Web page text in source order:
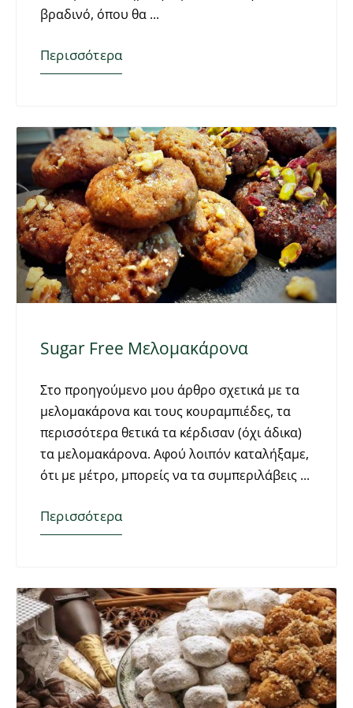
βραδινό, όπου θα
Περισσότερα
Sugar Free Μελομακάρονα
Στο προηγούμενο μου άρθρο σχετικά με τα
μελομακάρονα και τους κουραμπιέδες, τα
περισσότερα θετικά τα κέρδισαν (όχι άδικα)
τα μελομακάρονα. Αφού λοιπόν καταλήξαμε,
ότι με μέτρο, μπορείς να τα συμπεριλάβεις
Περισσότερα